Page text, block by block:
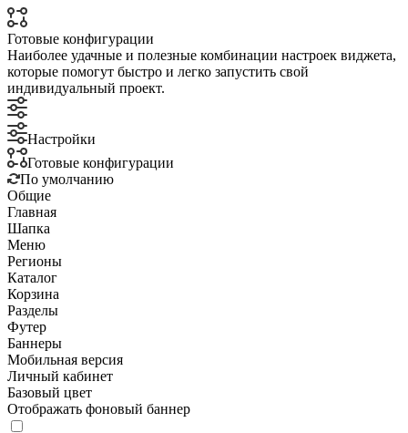
Готовые конфигурации
Наиболее удачные и полезные комбинации настроек виджета,
которые помогут быстро и легко запустить свой
индивидуальный проект.
Настройки
Готовые конфигурации
По умолчанию
Общие
Главная
Шапка
Меню
Регионы
Каталог
Корзина
Разделы
Футер
Баннеры
Мобильная версия
Личный кабинет
Базовый цвет
Отображать фоновый баннер